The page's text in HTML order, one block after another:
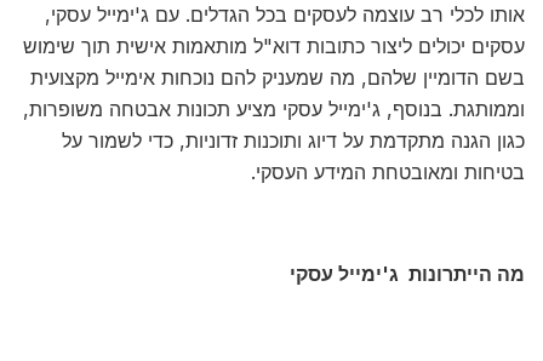
אותו לכלי רב עוצמה לעסקים בכל הגדלים. עם ג'ימייל עסקי,
עסקים יכולים ליצור כתובות דוא"ל מותאמות אישית תוך שימוש
בשם הדומיין שלהם, מה שמעניק להם נוכחות אימייל מקצועית
וממותגת. בנוסף, ג'ימייל עסקי מציע תכונות אבטחה משופרות,
כגון הגנה מתקדמת על דיוג ותוכנות זדוניות, כדי לשמור על
בטיחות ומאובטחת המידע העסקי.
מה הייתרונות ג'ימייל עסקי